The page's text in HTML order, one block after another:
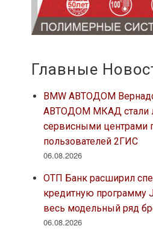
Главные
BMW АВТОДОМ
АВТОДОМ МКАД стали
сервисными центрами
пользователей 2ГИС
06.08.2026
ОТП Банк расширил
кредитную программу
весь модельный ряд
06.08.2026